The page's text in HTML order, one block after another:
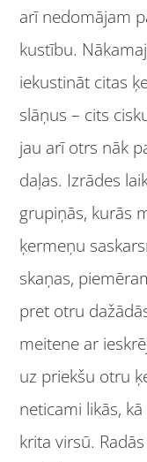
arī nedomājam
kustību.
iekustināt citas
slāņus – cits
jau arī otrs nāk
daļas. Izrādes
grupiņās, kurās
ķermeņu
skaņas,
pret otru
meitene ar
uz priekšu otru
neticami likās,
krita virsū.